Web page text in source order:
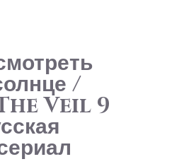
/
Veil 9